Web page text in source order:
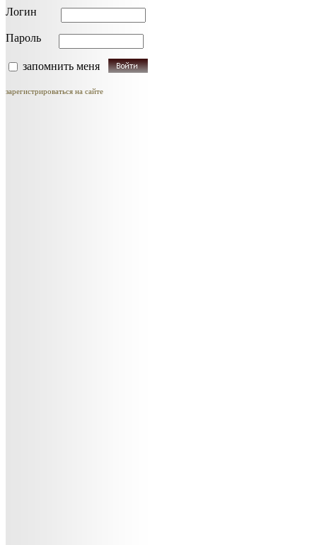
Логин
Пароль
запомнить меня
зарегистрироваться на сайте